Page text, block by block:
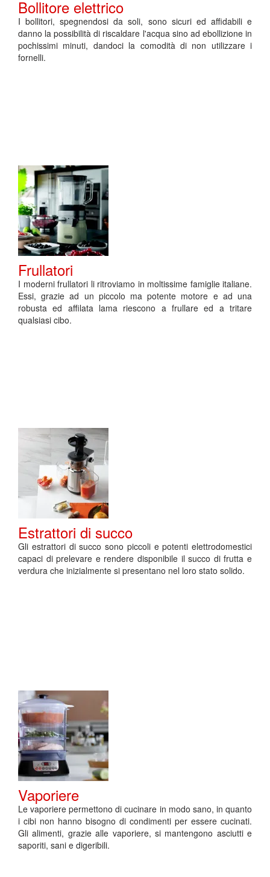
Bollitore elettrico
I bollitori, spegnendosi da soli, sono sicuri ed affidabili e
danno la possibilità di riscaldare l'acqua sino ad ebollizione in
pochissimi minuti, dandoci la comodità di non utilizzare i
fornelli.
Frullatori
I moderni frullatori li ritroviamo in moltissime famiglie italiane.
Essi, grazie ad un piccolo ma potente motore e ad una
robusta ed affilata lama riescono a frullare ed a tritare
qualsiasi cibo.
Estrattori di succo
Gli estrattori di succo sono piccoli e potenti elettrodomestici
capaci di prelevare e rendere disponibile il succo di frutta e
verdura che inizialmente si presentano nel loro stato solido.
Vaporiere
Le vaporiere permettono di cucinare in modo sano, in quanto
i cibi non hanno bisogno di condimenti per essere cucinati.
Gli alimenti, grazie alle vaporiere, si mantengono asciutti e
saporiti, sani e digeribili.